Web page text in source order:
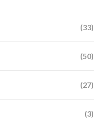
(33)
(50)
(27)
(3)